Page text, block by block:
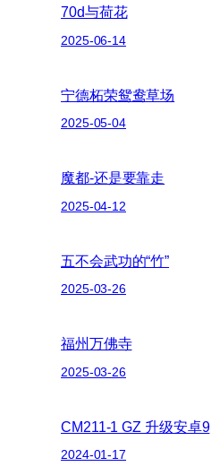
70d与荷花
2025-06-14
宁德柘荣鸳鸯草场
2025-05-04
魔都-还是要靠走
2025-04-12
五不会武功的“竹”
2025-03-26
福州万佛寺
2025-03-26
CM211-1 GZ 升级安卓9
2024-01-17